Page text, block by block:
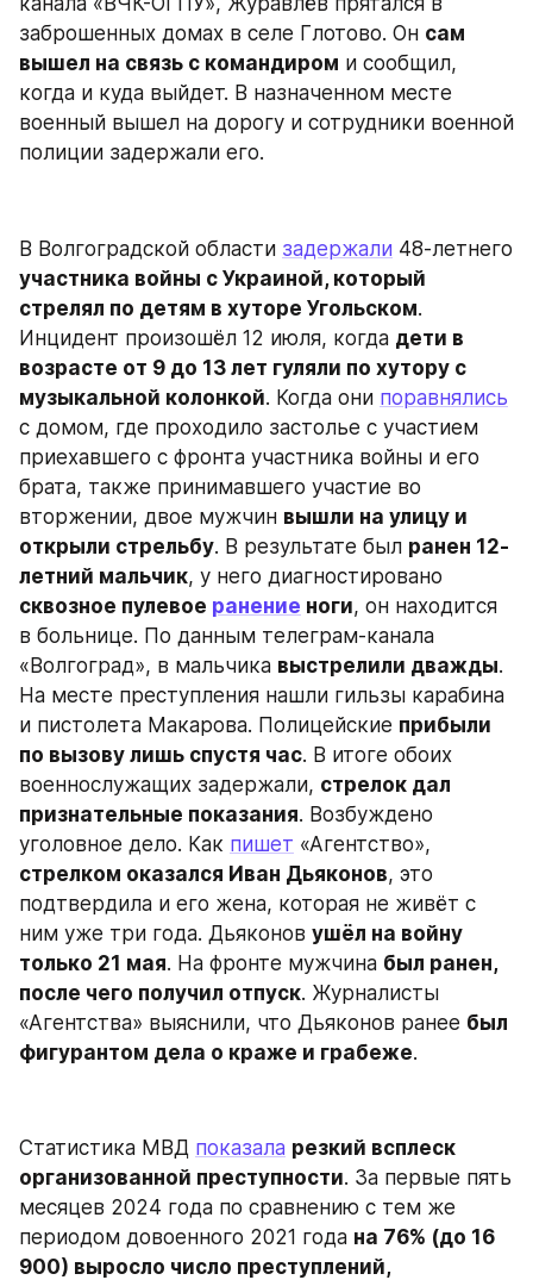
заброшенных домах в селе Глотово. Он сам
вышел на связь с командиром и сообщил,
когда и куда выйдет. В назначенном месте
военный вышел на дорогу и сотрудники военной
полиции задержали его.
В Волгоградской области задержали
участника войны с Украиной, который
стрелял по детям в хуторе Угольском.
Инцидент произошёл 12 июля, когда дети в
возрасте от 9 до 13 лет гуляли по хутору с
музыкальной колонкой. Когда они поравнялись
с домом, где проходило застолье с участием
приехавшего с фронта участника войны и его
брата, также принимавшего участие во
вторжении, двое мужчин вышли на улицу и
открыли стрельбу. В результате был ранен 12-
летний мальчик
сквозное пулевое ранение ноги, он находится
в больнице. По данным телеграм-канала
«Волгоград», в мальчика выстрелили дважды.
На месте преступления нашли гильзы карабина
и пистолета Макарова. Полицейские прибыли
по вызову лишь спустя час. В итоге обоих
военнослужащих задержали, стрелок дал
признательные показания. Возбуждено
уголовное дело. Как пишет
стрелком оказался Иван Дьяконов, это
подтвердила и его жена, которая не живёт с
ним уже три года. Дьяконов ушёл на войну
только 21 мая. На фронте мужчина был ранен,
после чего получил отпуск. Журналисты
«Агентства» выяснили, что Дьяконов ранее был
фигурантом дела о краже и грабеже.
Статистика МВД показала резкий всплеск
организованной преступности. За первые пять
месяцев 2024 года по сравнению с тем же
периодом довоенного 2021 года на 76% (до 16
900) выросло число преступлений,